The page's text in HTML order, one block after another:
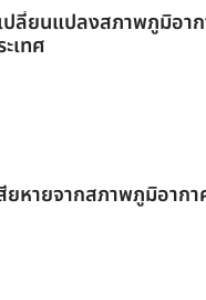
ปลี่ยนแปลงสภาพภูมิอา
เทศ
หายจากสภาพภูมิอากา